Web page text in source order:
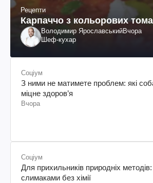
Рецепти
Карпаччо з кольорових
Володимир ЯрославськийВчора
Шеф-кухар
Соціум
З ними не матимете проблем: які
міцне здоров’я
Вчора
Соціум
Для прихильників природніх
слимаками без хімії